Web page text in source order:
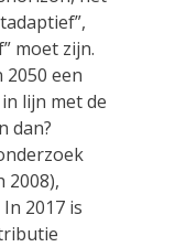
moet zijn.
een
lijn met de
dan?
2008),
2017 is